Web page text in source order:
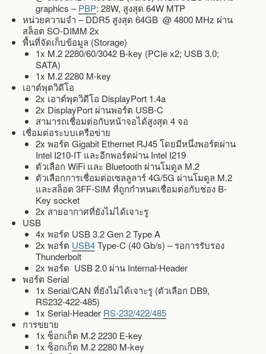
graphics –PBP: 28W, สูงสุด 64W MTP
หน่วยความจำ – DDR5 สูงสุด 64GB @ 4800 MHz ผ่าน
สล็อต SO-DIMM 2x
พื้นที่จัดเก็บข้อมูล (Storage)
1x M.2 2280/60/3042 B-key (PCIe x2; USB 3.0;
SATA)
1x M.2 2280 M-key
เอาต์พุตวิดีโอ
2x เอาต์พุตวิดีโอ DisplayPort 1.4a
2x DisplayPort ผ่านพอร์ต USB-C
สามารถเชื่อมต่อกับหน้าจอได้สูงสุด 4 จอ
เชื่อมต่อระบบเครือข่าย
2x พอร์ต Gigabit Ethernet RJ45 โดยมีหนึ่งพอร์ตผ่าน
Intel I210-IT และอีกพอร์ตผ่าน Intel I219
ตัวเลือก WiFi และ Bluetooth ผ่านโมดูล M.2
ตัวเลือกการเชื่อมต่อเซลลูลาร์ 4G/5G ผ่านโมดูล M.2
และสล็อต 3FF-SIM ที่ถูกกำหนดเชื่อมต่อกับช่อง B-
Key socket
2x สายอากาศที่ยังไม่ได้เจาะรู
USB
4x พอร์ต USB 3.2 Gen 2 Type A
2x พอร์ต USB4Type-C (40 Gb/s) – รอการรับรอง
Thunderbolt
2x พอร์ต USB 2.0 ผ่าน Internal-Header
พอร์ต Serial
1x Serial/CAN ที่ยังไม่ได้เจาะรู (ตัวเลือก DB9,
RS232-422-485)
1x Serial-Header RS-232/422/485
การขยาย
1x ซ็อกเก็ต M.2 2230 E-key
1x ซ็อกเก็ต M.2 2280 M-key